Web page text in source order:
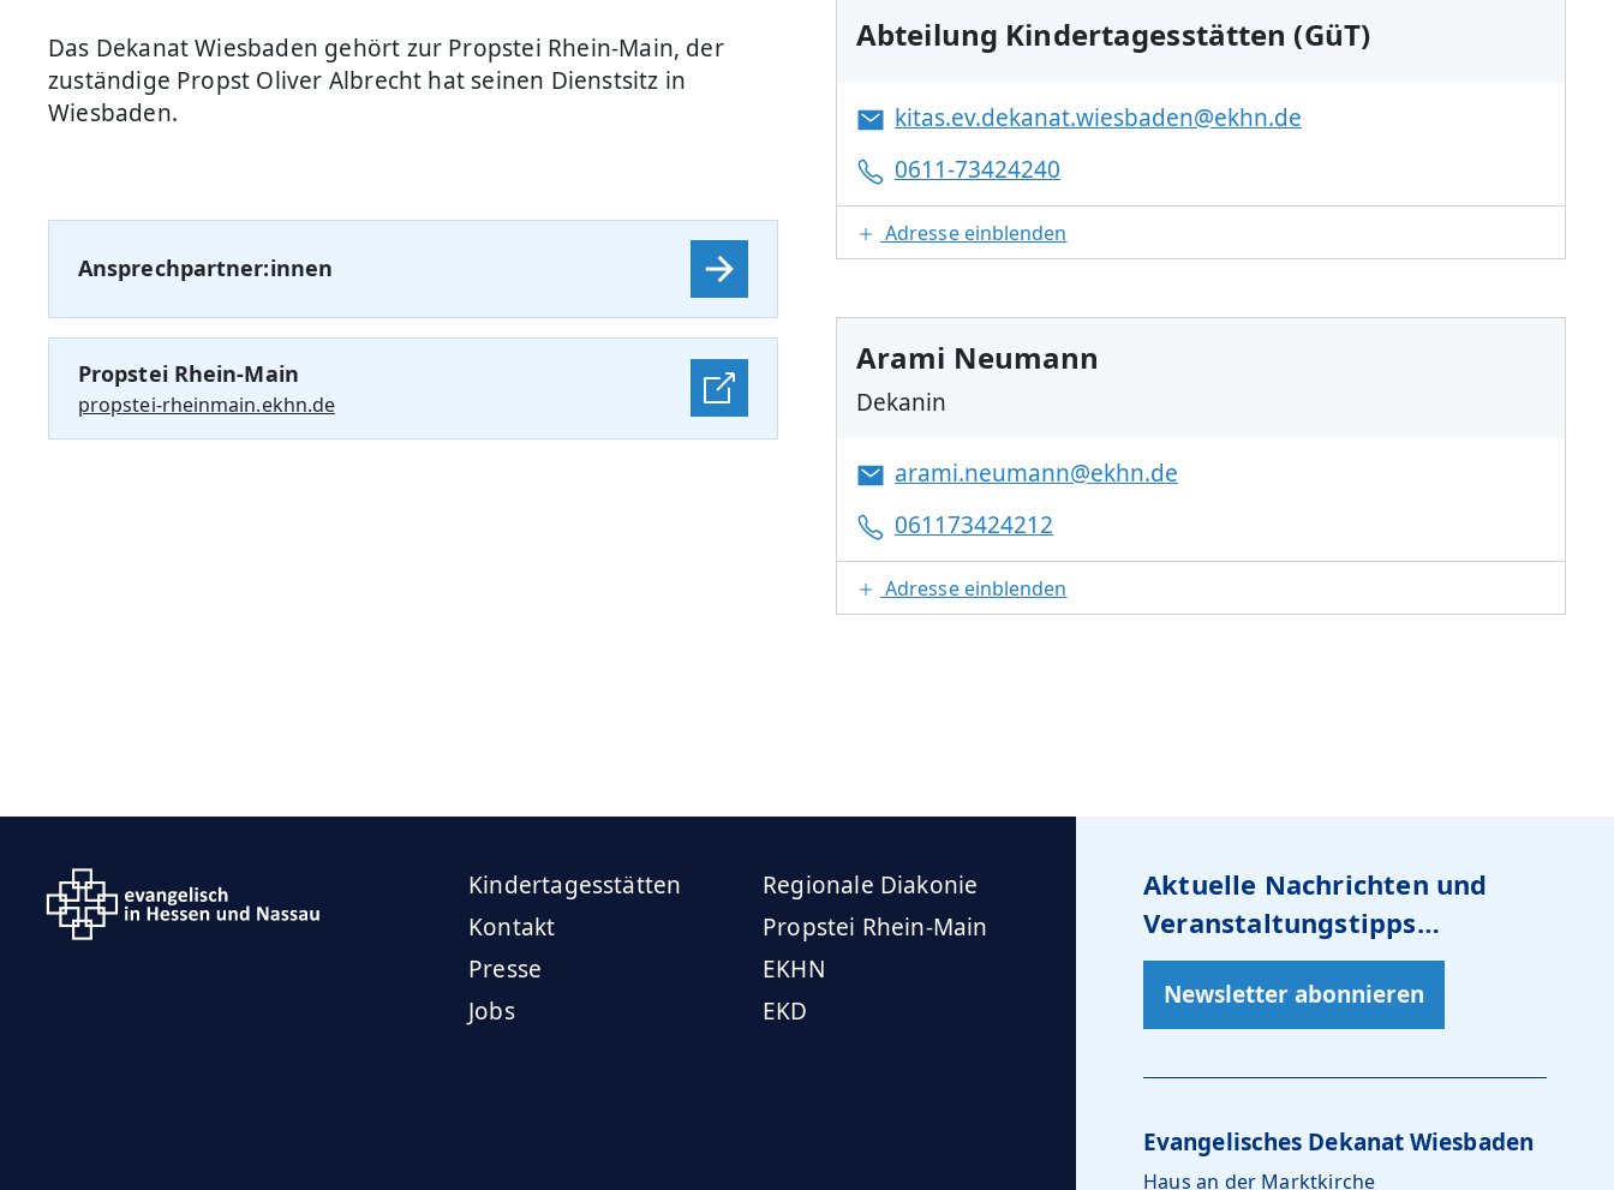
Das Dekanat Wiesbaden gehört zur Propstei Rhein-Main, der
zuständige Propst Oliver Albrecht hat seinen Dienstsitz in
Wiesbaden.
Ansprechpartner:innen
Propstei Rhein-Main
propstei-rheinmain.ekhn.de
Abteilung Kindertagesstätten (GüT)
kitas.ev.dekanat.wiesbaden@ekhn.de
0611-73424240
Adresse einblenden
Arami Neumann
Dekanin
arami.neumann@ekhn.de
061173424212
Adresse einblenden
Kindertagesstätten
Kontakt
Presse
Jobs
Regionale Diakonie
Propstei Rhein-Main
EKHN
EKD
Aktuelle Nachrichten und
Veranstaltungstipps…
Newsletter abonnieren
Evangelisches Dekanat Wiesbaden
Haus an der Marktkirche